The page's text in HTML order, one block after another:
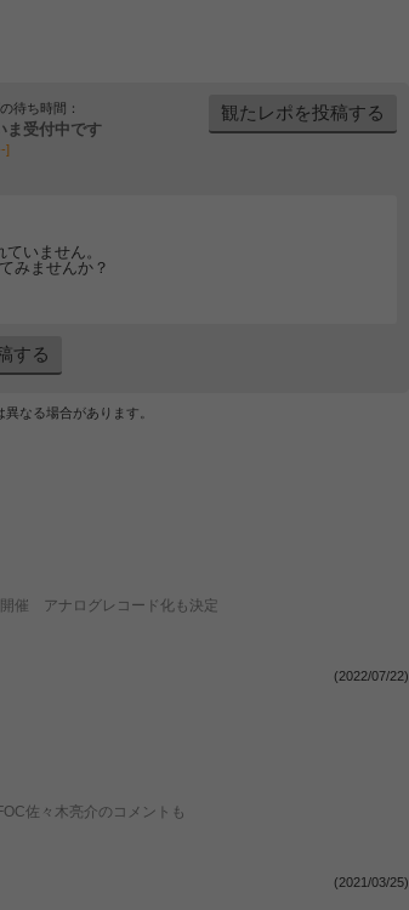
待ち時間：
ま受付中です
]
観たレポを投稿する
いません。
みませんか？
する
なる場合があります。
催 アナログレコード化も決定
(2022/07/22)
佐々木亮介のコメントも
(2021/03/25)